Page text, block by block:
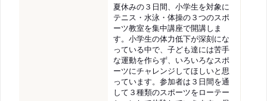
夏休みの３日間、小学生を対象に
テニス・水泳・体操の３つのスポ
ーツ教室を集中講座で開講しま
す。小学生の体力低下が深刻にな
っている中で、子ども達には苦手
な運動を作らず、いろいろなスポ
ーツにチャレンジしてほしいと思
っています。参加者は３日間を通
して３種類のスポーツをローテー